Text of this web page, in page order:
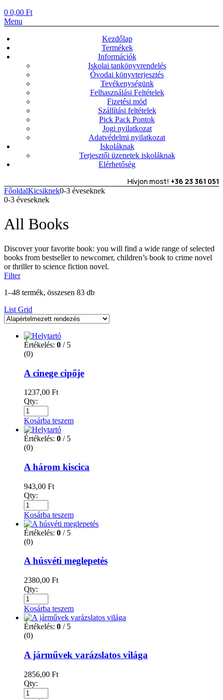
0 0,00 Ft
Menu
Kezdőlap
Termékek
Információk
Iskolai tankönyvrendelés
Óvodai könyvterjesztés
Tevékenységünk
Felhasználási Feltételek
Fizetési mód
Szállítási feltételek
Pick Pack Pontok
Jogi nyilatkozat
Adatvédelmi nyilatkozat
Iskoláknak
Terjesztői üzenetek iskoláknak
Elérhetőség
Hívjon most! +36 23 361 051
FőoldalKicsiknek0-3 éveseknek
0-3 éveseknek
All Books
Discover your favorite book: you will find a wide range of selected
books from bestseller to newcomer, children’s book to crime novel
or thriller to science fiction novel.
Filter
1–48 termék, összesen 83 db
List Grid
Értékelés: 0 / 5
(0)
A cinege cipője
1237,00 Ft
Qty:
Kosárba teszem
Értékelés: 0 / 5
(0)
A három kiscica
943,00 Ft
Qty:
Kosárba teszem
Értékelés: 0 / 5
(0)
A húsvéti meglepetés
2380,00 Ft
Qty:
Kosárba teszem
Értékelés: 0 / 5
(0)
A járművek varázslatos világa
2856,00 Ft
Qty: